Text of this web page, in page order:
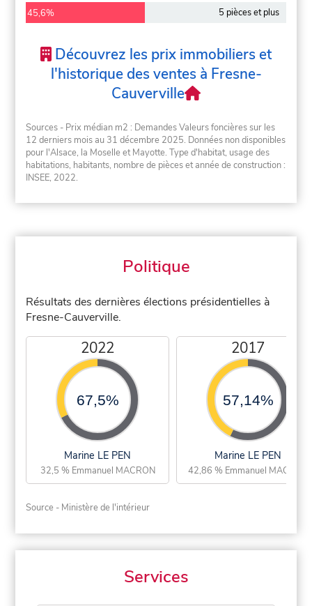
45,6% 5 pièces et plus
Découvrez les prix immobiliers et
l'historique des ventes à Fresne-
Cauverville
Sources - Prix médian m2 : Demandes Valeurs foncières sur les
12 derniers mois au 31 décembre 2025. Données non disponibles
pour l'Alsace, la Moselle et Mayotte. Type d'habitat, usage des
habitations, habitants, nombre de pièces et année de construction :
INSEE, 2022.
Politique
Résultats des dernières élections présidentielles à
Fresne-Cauverville.
2022
67,5%
Marine LE PEN
32,5 % Emmanuel MACRON
2017
57,14%
Marine LE PEN
42,86 % Emmanuel MACRON
Source - Ministère de l'intérieur
Services